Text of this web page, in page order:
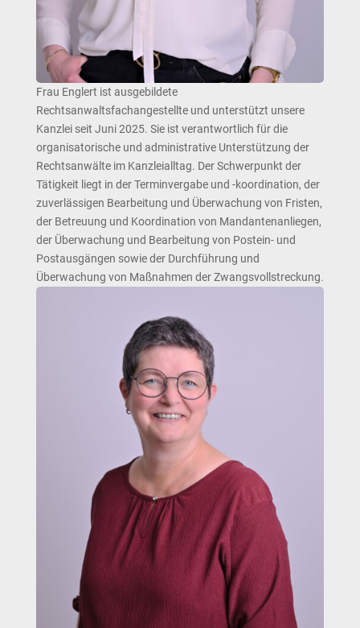
Frau Englert ist ausgebildete
Rechtsanwaltsfachangestellte und unterstützt unsere
Kanzlei seit Juni 2025. Sie ist verantwortlich für die
organisatorische und administrative Unterstützung der
Rechtsanwälte im Kanzleialltag. Der Schwerpunkt der
Tätigkeit liegt in der Terminvergabe und -koordination, der
zuverlässigen Bearbeitung und Überwachung von Fristen,
der Betreuung und Koordination von Mandantenanliegen,
der Überwachung und Bearbeitung von Postein- und
Postausgängen sowie der Durchführung und
Überwachung von Maßnahmen der Zwangsvollstreckung.